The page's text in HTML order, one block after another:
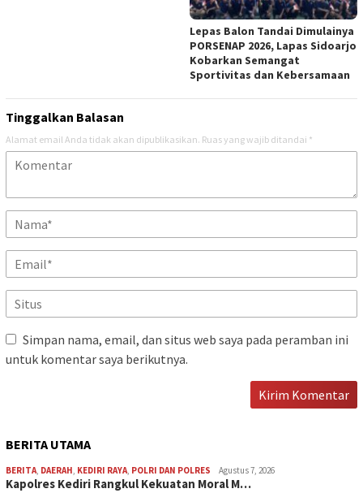
Lepas Balon Tandai Dimulainya
PORSENAP 2026, Lapas Sidoarjo
Kobarkan Semangat
Sportivitas dan Kebersamaan
Tinggalkan Balasan
Alamat email Anda tidak akan dipublikasikan. Ruas yang wajib ditandai *
Simpan nama, email, dan situs web saya pada peramban ini
untuk komentar saya berikutnya.
BERITA UTAMA
BERITA, DAERAH, KEDIRI RAYA, POLRI DAN POLRES Agustus 7, 2026
Kapolres Kediri Rangkul Kekuatan Moral M…